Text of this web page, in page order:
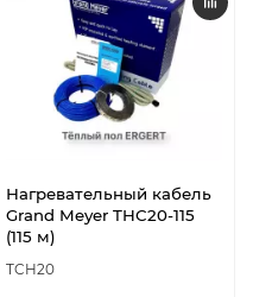
Нагревательный кабель
Grand Meyer THC20-115
(115 м)
TCH20